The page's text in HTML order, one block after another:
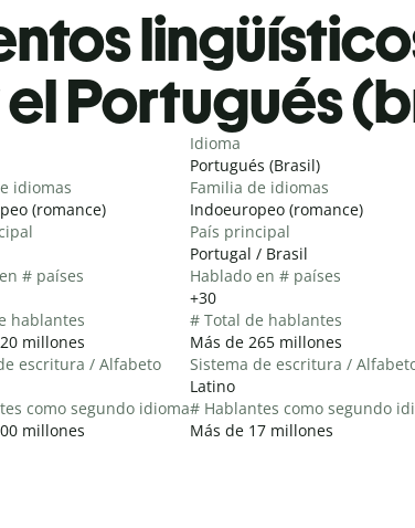
Portugués
idiomas
(romance)
# países
hablantes
millones
escritura / Alfabeto
como segundo idioma
millones
Idioma
Portugués (Brasil)
Familia de idiomas
Indoeuropeo (romance)
País principal
Portugal / Brasil
Hablado en # países
+30
# Total de hablantes
Más de 265 millones
Sistema de escritura /
Latino
# Hablantes como segundo
Más de 17 millones